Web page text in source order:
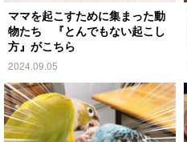
ママを起こすために集まった動
物たち 『とんでもない起こし
方』がこちら
2024.09.05